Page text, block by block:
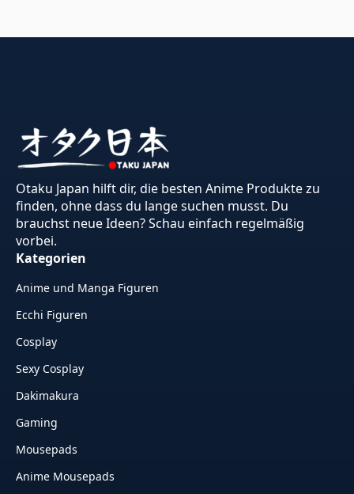
Otaku Japan hilft dir, die besten Anime Produkte zu
finden, ohne dass du lange suchen musst. Du
brauchst neue Ideen? Schau einfach regelmäßig
vorbei.
Kategorien
Anime und Manga Figuren
Ecchi Figuren
Cosplay
Sexy Cosplay
Dakimakura
Gaming
Mousepads
Anime Mousepads